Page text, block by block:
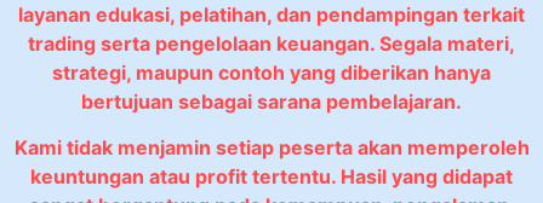
layanan edukasi, pelatihan, dan pendampingan terkait
trading serta pengelolaan keuangan. Segala materi,
strategi, maupun contoh yang diberikan hanya
bertujuan sebagai sarana pembelajaran.
Kami tidak menjamin setiap peserta akan memperoleh
keuntungan atau profit tertentu. Hasil yang didapat